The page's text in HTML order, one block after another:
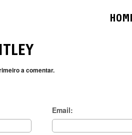
a comentar.
Email: